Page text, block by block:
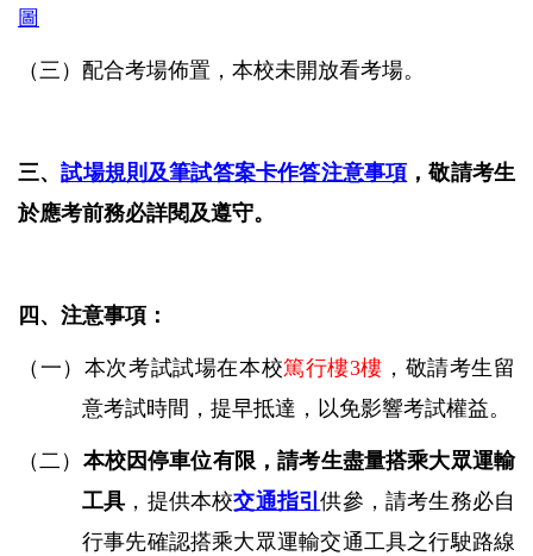
圖
（三） 配合考場佈置，本校未開放看考場。
三、試場規則及筆試答案卡作答注意事項 ，敬請考生
於應考前務必詳閱及遵守。
四、注意事項：
（一）本次考試試場在本校篤行樓3樓 ，敬請考生留
意考試時間，提早抵達，以免影響考試權益。
（二） 本校因停車位有限，請考生盡量搭乘大眾運輸
工具 ，提供本校交通指引供參，請考生務必自
行事先確認搭乘大眾運輸交通工具之行駛路線